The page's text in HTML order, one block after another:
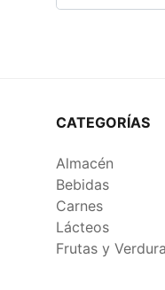
CATEGORÍAS
Almacén
Bebidas
Carnes
Lácteos
Frutas y